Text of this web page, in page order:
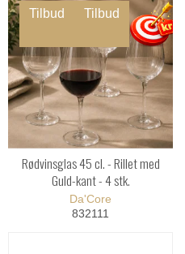
Tilbud Tilbud
Rødvinsglas 45 cl. - Rillet med
Guld-kant - 4 stk.
Da'Core
832111